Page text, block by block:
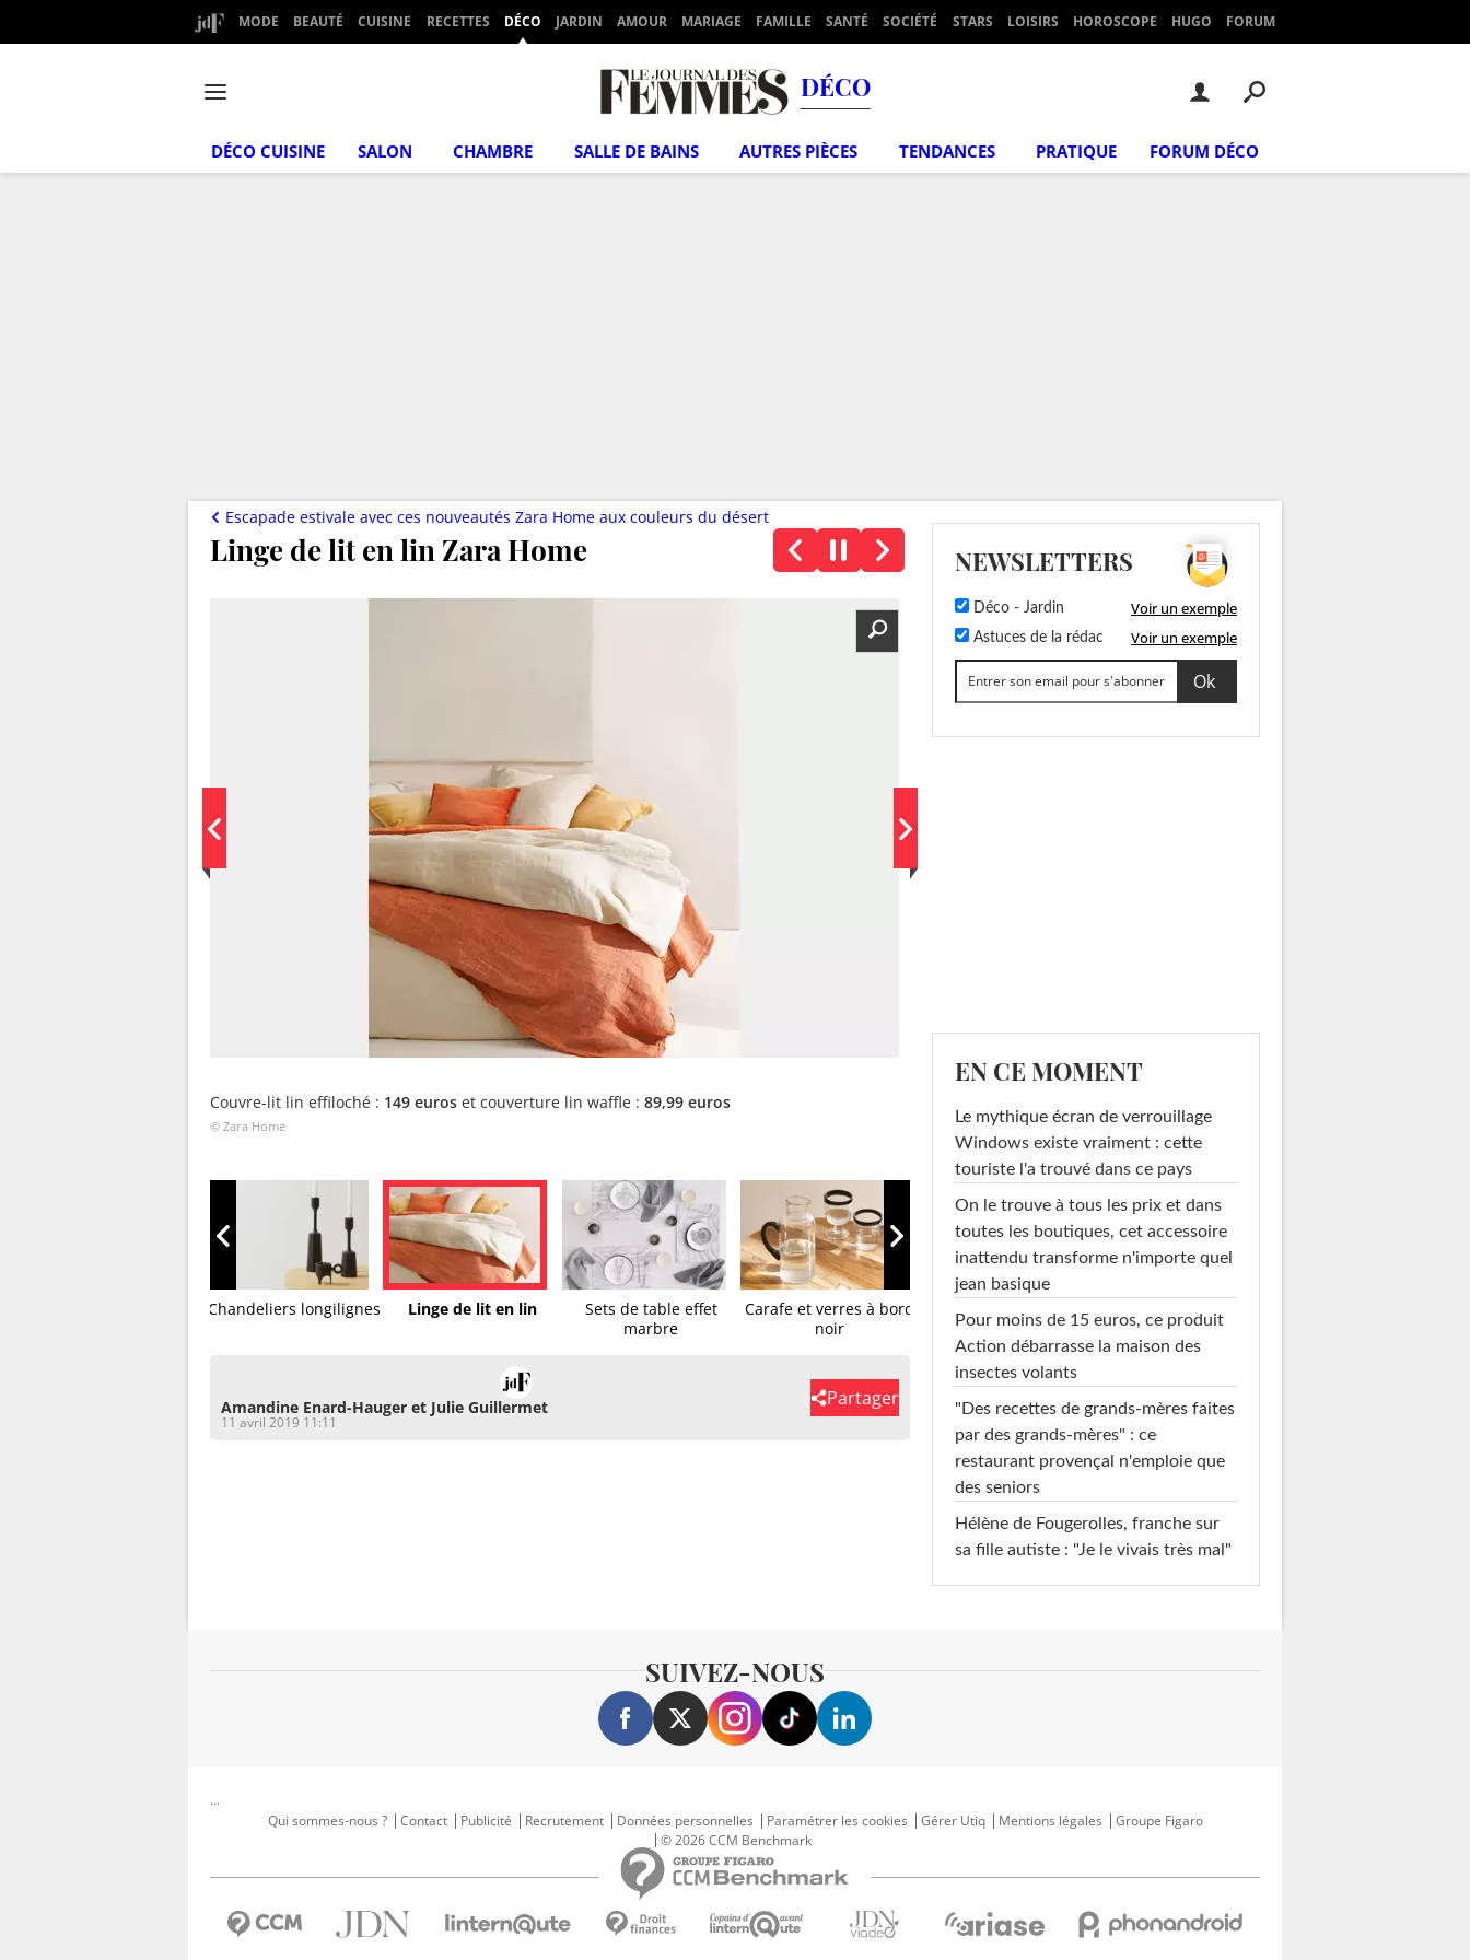
MODE BEAUTÉ CUISINE RECETTES DÉCO JARDIN AMOUR MARIAGE FAMILLE SANTÉ SOCIÉTÉ STARS LOISIRS HOROSCOPE HUGO FORUM
DÉCO
DÉCO CUISINE SALON CHAMBRE SALLE DE BAINS AUTRES PIÈCES TENDANCES PRATIQUE FORUM DÉCO
Linge de lit en lin Zara Home
Escapade estivale avec ces nouveautés Zara Home aux couleurs du désert
Couvre-lit lin effiloché : 149 euros et couverture lin waffle : 89,99 euros
© Zara Home
Chandeliers longilignes Linge de lit en lin
Sets de table effet
marbre
Carafe et verres à bord
noir
Amandine Enard-Hauger et Julie Guillermet
11 avril 2019 11:11
Partager
NEWSLETTERS
Déco - Jardin Voir un exemple
Astuces de la rédac Voir un exemple
EN CE MOMENT
Le mythique écran de verrouillage
Windows existe vraiment : cette
touriste l'a trouvé dans ce pays
On le trouve à tous les prix et dans
toutes les boutiques, cet accessoire
inattendu transforme n'importe quel
jean basique
Pour moins de 15 euros, ce produit
Action débarrasse la maison des
insectes volants
"Des recettes de grands-mères faites
par des grands-mères" : ce
restaurant provençal n'emploie que
des seniors
Hélène de Fougerolles, franche sur
sa fille autiste : "Je le vivais très mal"
SUIVEZ-NOUS
...
Qui sommes-nous ?
Contact Publicité Recrutement Données personnelles Paramétrer les cookies Gérer Utiq Mentions légales
Groupe Figaro
© 2026 CCM Benchmark